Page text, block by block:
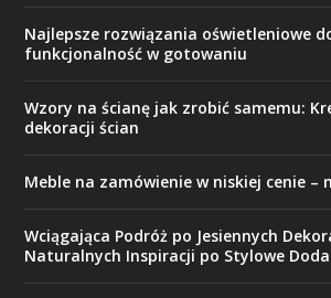
Najlepsze rozwiązania oświetleniowe
funkcjonalność w gotowaniu
Wzory na ścianę jak zrobić samemu:
dekoracji ścian
Meble na zamówienie w niskiej cenie –
Wciągająca Podróż po Jesiennych
Naturalnych Inspiracji po Stylowe